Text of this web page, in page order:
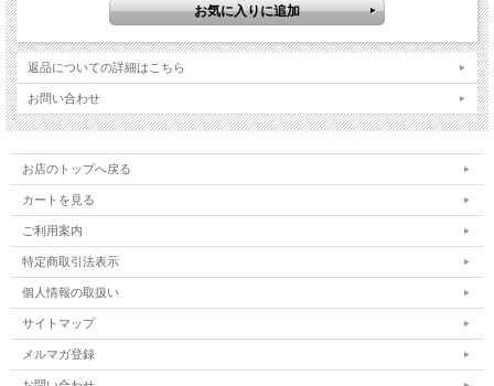
返品についての詳細はこちら
お問い合わせ
お店のトップへ戻る
カートを見る
ご利用案内
特定商取引法表示
個人情報の取扱い
サイトマップ
メルマガ登録